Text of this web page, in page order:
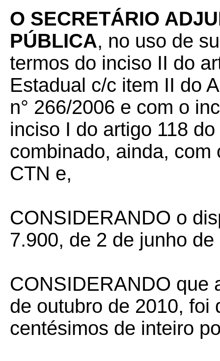
O SECRETÁRIO
PÚBLICA, no uso de
termos do inciso II do
Estadual c/c item II do
n° 266/2006 e com o
inciso I do artigo 118
combinado, ainda,
CTN e,
CONSIDERANDO o
7.900, de 2 de junho de
CONSIDERANDO que
de outubro de 2010, foi
centésimos de inteiro